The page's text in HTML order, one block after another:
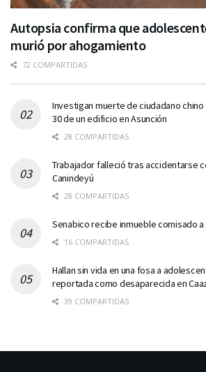
Autopsia confirma que
murió por ahogamiento
72 COMPARTIDAS
Investigan muerte de ciudadano
30 de un edificio en Asunción
28 COMPARTIDAS
Trabajador falleció tras accidentarse
Canindeyú
28 COMPARTIDAS
Senabico recibe inmueble comisado
16 COMPARTIDAS
Hallan sin vida en una fosa a
reportada como desaparecida en
39 COMPARTIDAS